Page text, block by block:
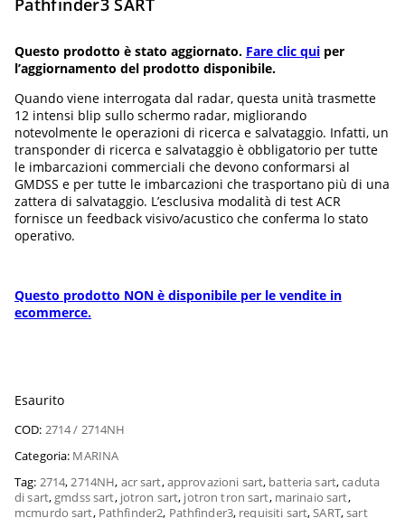
Pathfinder3 SART
Questo prodotto è stato aggiornato. Fare clic qui per
l’aggiornamento del prodotto disponibile.
Quando viene interrogata dal radar, questa unità trasmette
12 intensi blip sullo schermo radar, migliorando
notevolmente le operazioni di ricerca e salvataggio. Infatti, un
transponder di ricerca e salvataggio è obbligatorio per tutte
le imbarcazioni commerciali che devono conformarsi al
GMDSS e per tutte le imbarcazioni che trasportano più di una
zattera di salvataggio. L’esclusiva modalità di test ACR
fornisce un feedback visivo/acustico che conferma lo stato
operativo.
Questo prodotto NON è disponibile per le vendite in
ecommerce.
Esaurito
COD: 2714 / 2714NH
Categoria: MARINA
Tag: 2714,2714NH, acr sart,approvazioni sart, batteria sart,caduta
di sart, gmdss sart, jotron sart, jotron tron sart, marinaio sart,
mcmurdo sart, Pathfinder2, Pathfinder3, requisiti sart,SART,sart